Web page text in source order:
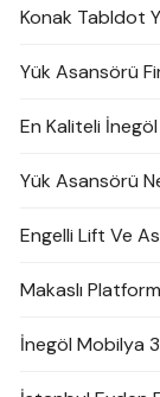
Konak Tabldot
Yük Asansörü
En Kaliteli İnegöl
Yük Asansörü
Engelli Lift Ve
Makaslı
İnegöl Mobilya 3